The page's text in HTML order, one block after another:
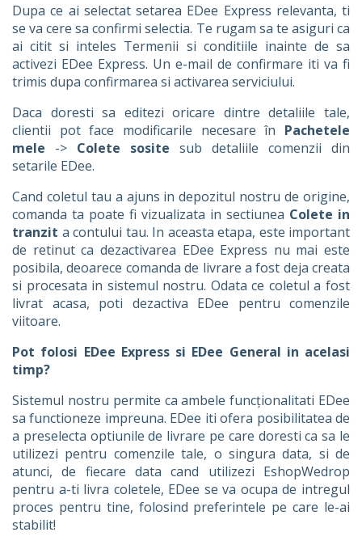
Dupa ce ai selectat setarea EDee Express relevanta, ti
se va cere sa confirmi selectia. Te rugam sa te asiguri ca
ai citit si inteles Termenii si conditiile inainte de sa
activezi EDee Express. Un e-mail de confirmare iti va fi
trimis dupa confirmarea si activarea serviciului.
Daca doresti sa editezi oricare dintre detaliile tale,
clientii pot face modificarile necesare în Pachetele
mele -> Colete sosite sub detaliile comenzii din
setarile EDee.
Cand coletul tau a ajuns in depozitul nostru de origine,
comanda ta poate fi vizualizata in sectiunea Colete in
tranzit a contului tau. In aceasta etapa, este important
de retinut ca dezactivarea EDee Express nu mai este
posibila, deoarece comanda de livrare a fost deja creata
si procesata in sistemul nostru. Odata ce coletul a fost
livrat acasa, poti dezactiva EDee pentru comenzile
viitoare.
Pot folosi EDee Express si EDee General in acelasi
timp?
Sistemul nostru permite ca ambele funcționalitati EDee
sa functioneze impreuna. EDee iti ofera posibilitatea de
a preselecta optiunile de livrare pe care doresti ca sa le
utilizezi pentru comenzile tale, o singura data, si de
atunci, de fiecare data cand utilizezi EshopWedrop
pentru a-ti livra coletele, EDee se va ocupa de intregul
proces pentru tine, folosind preferintele pe care le-ai
stabilit!